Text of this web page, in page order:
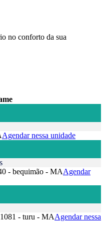
no conforto da sua
Agendar nessa unidade
- bequimão - MAAgendar
- turu - MAAgendar nessa